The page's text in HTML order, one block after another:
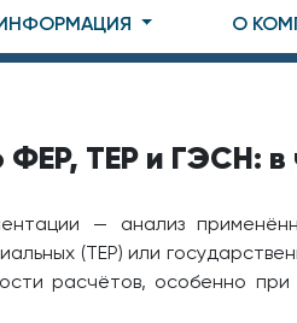
О
ТЕР и ГЭСН:
— анализ
(ТЕР) или
расчётов, особенно